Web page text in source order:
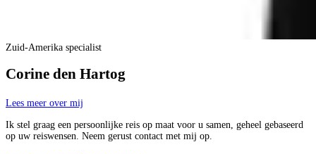
Zuid-Amerika specialist
Corine den Hartog
Lees meer over mij
Ik stel graag een persoonlijke reis op maat voor u samen, geheel gebaseerd
op uw reiswensen. Neem gerust contact met mij op.